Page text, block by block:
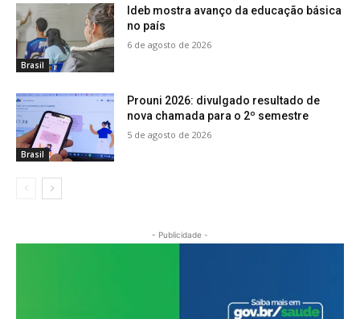
Brasil
Ideb mostra avanço da educação básica
no país
6 de agosto de 2026
Brasil
Prouni 2026: divulgado resultado de
nova chamada para o 2º semestre
5 de agosto de 2026
- Publicidade -